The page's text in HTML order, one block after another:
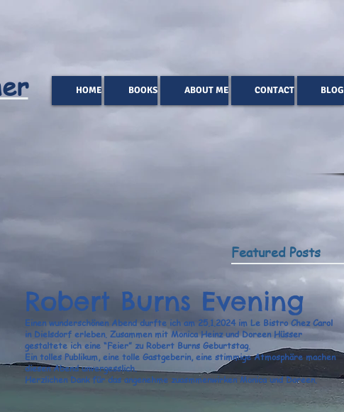
HOME BOOKS ABOUT ME CONTACT BLOG
Featured Posts
Robert Burns Evening
Einen wunderschönen Abend durfte ich am 25.1.2024 im Le Bistro Chez Carol
in Dielsdorf erleben. Zusammen mit Monica Heinz und Doreen Hüsser
gestaltete ich eine “Feier” zu Robert Burns Geburtstag.
Ein tolles Publikum, eine tolle Gastgeberin, eine stimmige Atmosphäre machen
diesen Abend unvergesslich.
Herzlichen Dank für das angenehme zuasmmenwirken Monica und Doreen.